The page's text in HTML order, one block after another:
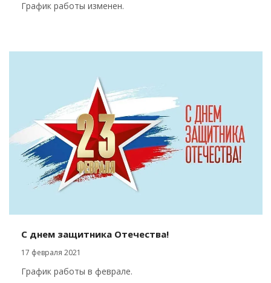
График работы изменен.
С днем защитника Отечества!
17 февраля 2021
График работы в феврале.